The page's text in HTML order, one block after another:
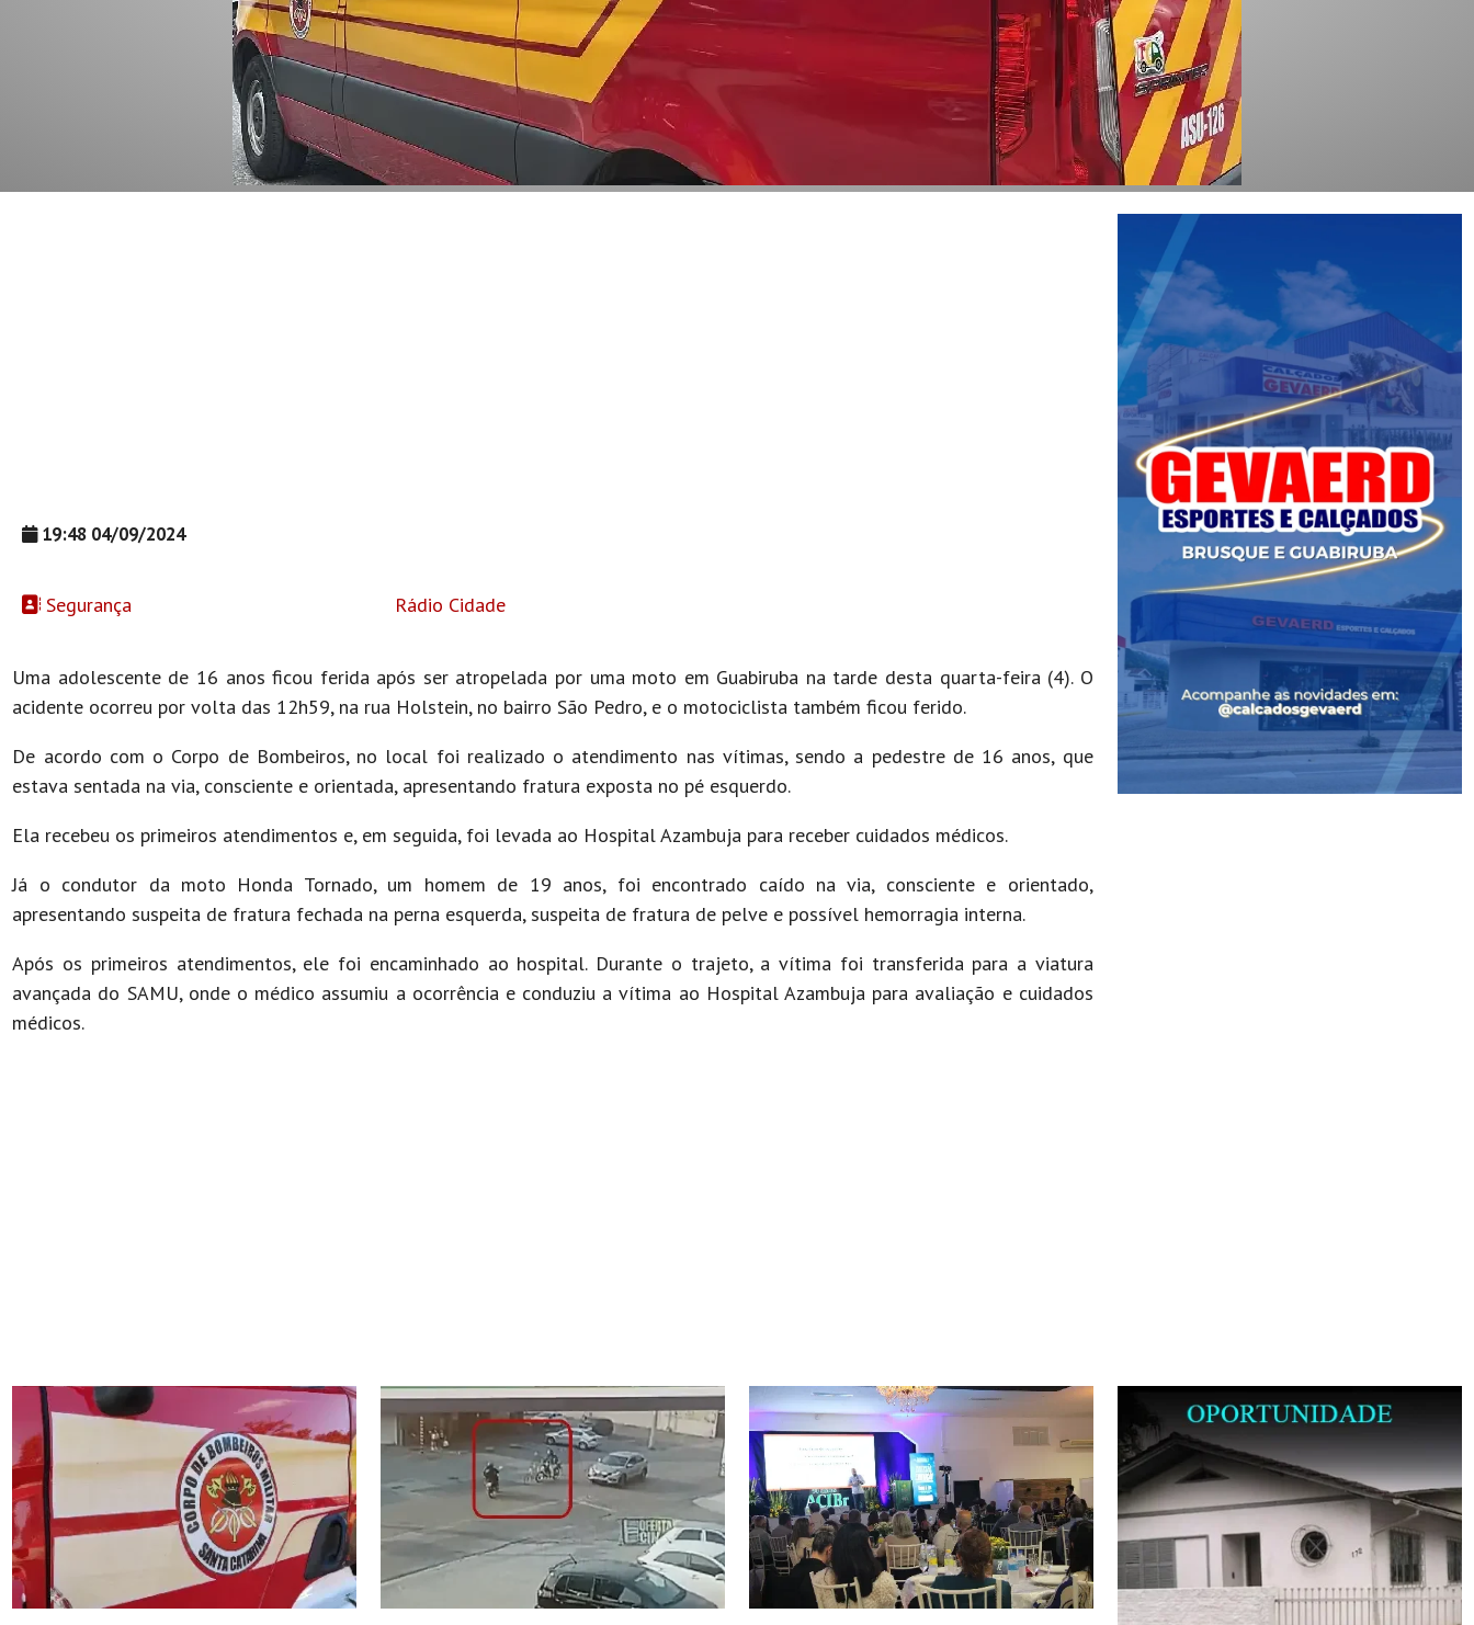
19:48 04/09/2024
Segurança Rádio Cidade
Uma adolescente de 16 anos ficou ferida após ser atropelada por uma moto em Guabiruba na tarde desta quarta-feira (4). O
acidente ocorreu por volta das 12h59, na rua Holstein, no bairro São Pedro, e o motociclista também ficou ferido.
De acordo com o Corpo de Bombeiros, no local foi realizado o atendimento nas vítimas, sendo a pedestre de 16 anos, que
estava sentada na via, consciente e orientada, apresentando fratura exposta no pé esquerdo.
Ela recebeu os primeiros atendimentos e, em seguida, foi levada ao Hospital Azambuja para receber cuidados médicos.
Já o condutor da moto Honda Tornado, um homem de 19 anos, foi encontrado caído na via, consciente e orientado,
apresentando suspeita de fratura fechada na perna esquerda, suspeita de fratura de pelve e possível hemorragia interna.
Após os primeiros atendimentos, ele foi encaminhado ao hospital. Durante o trajeto, a vítima foi transferida para a viatura
avançada do SAMU, onde o médico assumiu a ocorrência e conduziu a vítima ao Hospital Azambuja para avaliação e cuidados
médicos.